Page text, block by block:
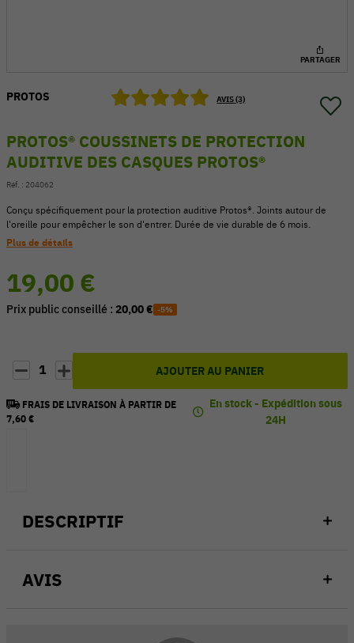
PARTAGER
DESCRIPTIF
AVIS
PROTOS AVIS (3)
PROTOS® COUSSINETS DE PROTECTION
AUDITIVE DES CASQUES PROTOS®
Réf. : 204062
Conçu spécifiquement pour la protection auditive Protos®. Joints autour de
l'oreille pour empêcher le son d'entrer. Durée de vie durable de 6 mois.
Plus de détails
19,00 €
Prix public conseillé : 20,00 € -5%
1 AJOUTER AU PANIER
FRAIS DE LIVRAISON À PARTIR DE
7,60 €
En stock - Expédition sous
24H